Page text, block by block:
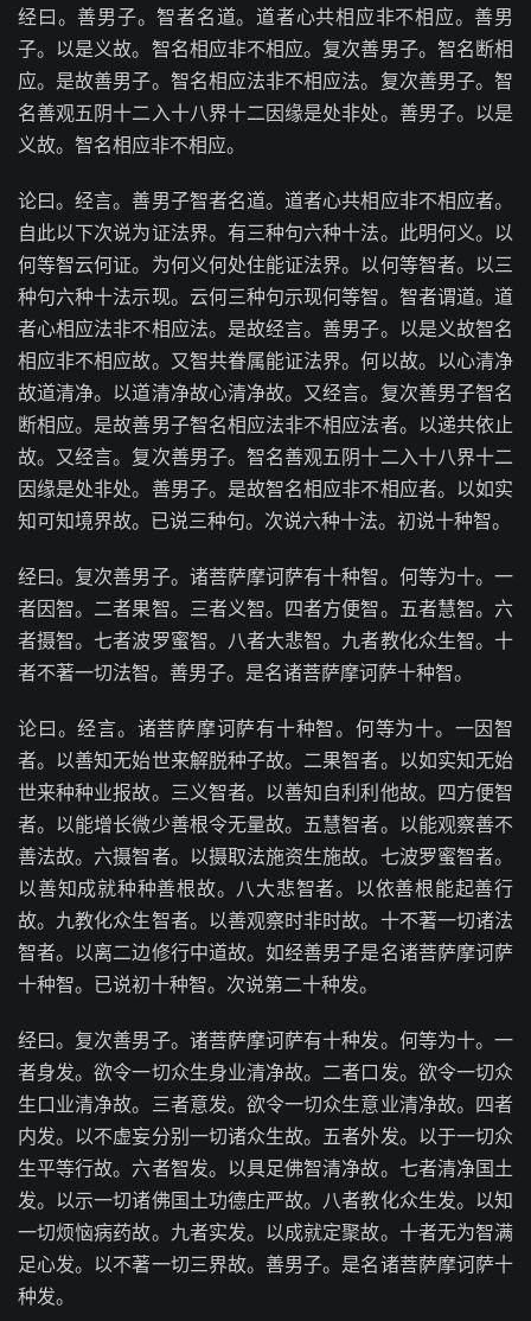
经曰。善男子。智者名道。道者心共相应非不相应。善男
子。以是义故。智名相应非不相应。复次善男子。智名断相
应。是故善男子。智名相应法非不相应法。复次善男子。智
名善观五阴十二入十八界十二因缘是处非处。善男子。以是
义故。智名相应非不相应。
论曰。经言。善男子智者名道。道者心共相应非不相应者。
自此以下次说为证法界。有三种句六种十法。此明何义。以
何等智云何证。为何义何处住能证法界。以何等智者。以三
种句六种十法示现。云何三种句示现何等智。智者谓道。道
者心相应法非不相应法。是故经言。善男子。以是义故智名
相应非不相应故。又智共眷属能证法界。何以故。以心清净
故道清净。以道清净故心清净故。又经言。复次善男子智名
断相应。是故善男子智名相应法非不相应法者。以递共依止
故。又经言。复次善男子。智名善观五阴十二入十八界十二
因缘是处非处。善男子。是故智名相应非不相应者。以如实
知可知境界故。已说三种句。次说六种十法。初说十种智。
经曰。复次善男子。诸菩萨摩诃萨有十种智。何等为十。一
者因智。二者果智。三者义智。四者方便智。五者慧智。六
者摄智。七者波罗蜜智。八者大悲智。九者教化众生智。十
者不著一切法智。善男子。是名诸菩萨摩诃萨十种智。
论曰。经言。诸菩萨摩诃萨有十种智。何等为十。一因智
者。以善知无始世来解脱种子故。二果智者。以如实知无始
世来种种业报故。三义智者。以善知自利利他故。四方便智
者。以能增长微少善根令无量故。五慧智者。以能观察善不
善法故。六摄智者。以摄取法施资生施故。七波罗蜜智者。
以善知成就种种善根故。八大悲智者。以依善根能起善行
故。九教化众生智者。以善观察时非时故。十不著一切诸法
智者。以离二边修行中道故。如经善男子是名诸菩萨摩诃萨
十种智。已说初十种智。次说第二十种发。
经曰。复次善男子。诸菩萨摩诃萨有十种发。何等为十。一
者身发。欲令一切众生身业清净故。二者口发。欲令一切众
生口业清净故。三者意发。欲令一切众生意业清净故。四者
内发。以不虚妄分别一切诸众生故。五者外发。以于一切众
生平等行故。六者智发。以具足佛智清净故。七者清净国土
发。以示一切诸佛国土功德庄严故。八者教化众生发。以知
一切烦恼病药故。九者实发。以成就定聚故。十者无为智满
足心发。以不著一切三界故。善男子。是名诸菩萨摩诃萨十
种发。